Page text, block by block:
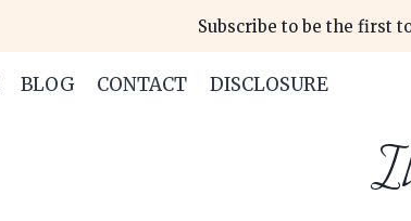
Subscribe to be the first
BLOG CONTACT DISCLOSURE